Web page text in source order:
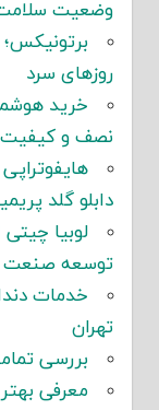
وضعیت
روزهای سرد
خرید
نصف و کیفیت
دابلو گلد
لوبیا چیتی
توسعه صنعت
خدمات
تهران
بررسی
معرفی